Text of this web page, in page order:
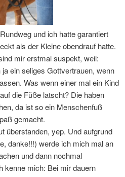
und ich hatte garantiert
als der Kleine obendrauf hatte.
mir erstmal suspekt, weil:
ein seliges Gottvertrauen, wenn
Was wenn einer mal ein Kind
die Füße latscht? Die haben
da ist so ein Menschenfuß
gemacht.
überstanden, yep. Und aufgrund
danke!!!) werde ich mich mal an
und dann nochmal
kenne mich: Bei mir dauern